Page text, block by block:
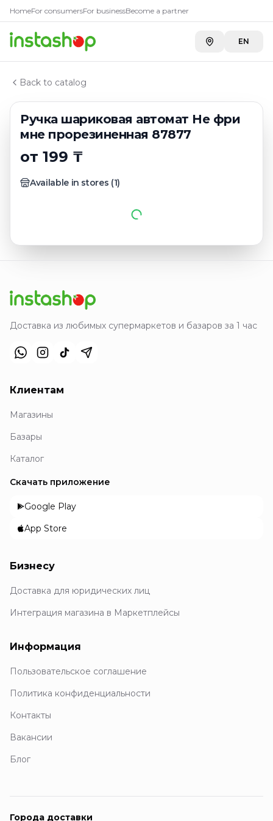
HomeFor consumersFor businessBecome a partner
EN
Back to catalog
Ручка шариковая автомат Не фри
мне прорезиненная 87877
от 199 ₸
Available in stores (1)
Главная
Каталог
Для письменного стола
Ручка шариковая автомат Не фри мне
Доставка из любимых супермаркетов и базаров за 1 час
Клиентам
Магазины
Базары
Каталог
Скачать приложение
Google Play
App Store
Бизнесу
Доставка для юридических лиц
Интеграция магазина в Маркетплейсы
Информация
Пользовательское соглашение
Политика конфиденциальности
Контакты
Вакансии
Блог
Города доставки